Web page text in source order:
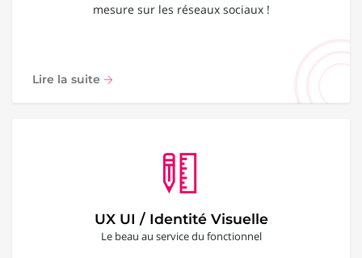
mesure sur les réseaux sociaux !
Lire la suite
UX UI / Identité Visuelle
Le beau au service du fonctionnel